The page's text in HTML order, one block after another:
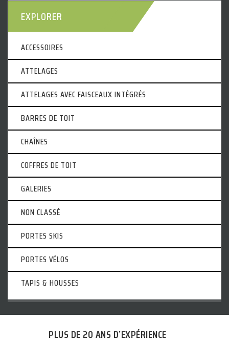
EXPLORER
ACCESSOIRES
ATTELAGES
ATTELAGES AVEC FAISCEAUX INTÉGRÉS
BARRES DE TOIT
CHAÎNES
COFFRES DE TOIT
GALERIES
NON CLASSÉ
PORTES SKIS
PORTES VÉLOS
TAPIS & HOUSSES
PLUS DE 20 ANS D’EXPÉRIENCE